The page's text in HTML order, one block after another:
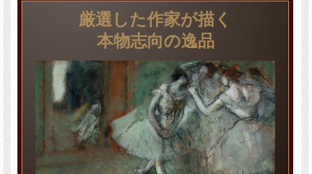
厳選した作家が描く
本物志向の逸品